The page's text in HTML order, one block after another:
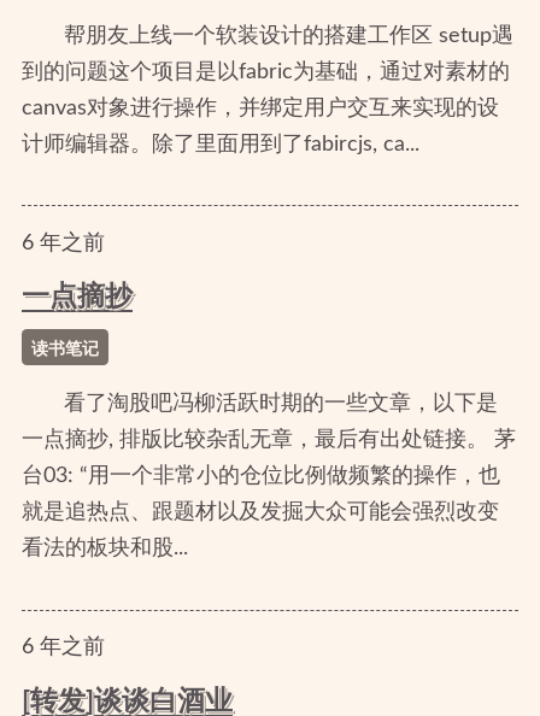
帮朋友上线一个软装设计的搭建工作区 setup遇
到的问题这个项目是以fabric为基础，通过对素材的
canvas对象进行操作，并绑定用户交互来实现的设
计师编辑器。除了里面用到了fabircjs, ca...
6年之前
一点摘抄
读书笔记
看了淘股吧冯柳活跃时期的一些文章，以下是
一点摘抄, 排版比较杂乱无章，最后有出处链接。 茅
台03: “用一个非常小的仓位比例做频繁的操作，也
就是追热点、跟题材以及发掘大众可能会强烈改变
看法的板块和股...
6年之前
[转发]谈谈白酒业